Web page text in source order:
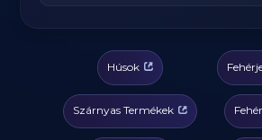
Húsok
Szárnyas Termékek